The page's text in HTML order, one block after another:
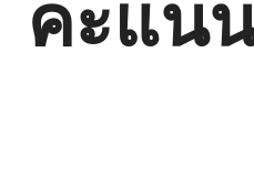
คะแน